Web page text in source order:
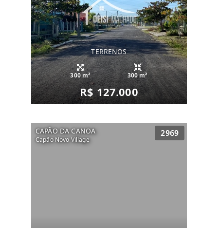
TERRENOS
300 m² 300 m²
R$ 127.000
CAPÃO DA CANOA
Capão Novo Village
2969